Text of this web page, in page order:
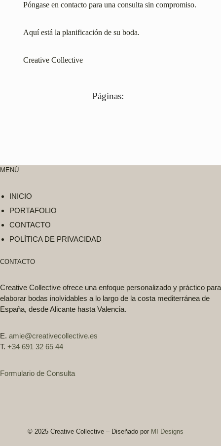
Póngase en contacto para una consulta sin compromiso.
Aquí está la planificación de su boda.
Creative Collective
Páginas:
MENÚ
INICIO
PORTAFOLIO
CONTACTO
POLÍTICA DE PRIVACIDAD
CONTACTO
Creative Collective ofrece una enfoque personalizado y práctico para
elaborar bodas inolvidables a lo largo de la costa mediterránea de
España, desde Alicante hasta Valencia.
E. amie@creativecollective.es
T. +34 691 32 65 44
Formulario de Consulta
© 2025 Creative Collective – Diseñado por MI Designs